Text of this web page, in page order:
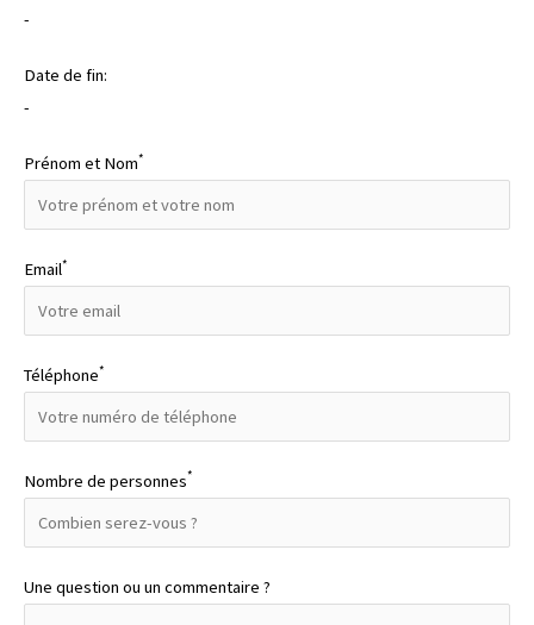
-
Date de fin:
-
Prénom et Nom*
Email*
Téléphone*
Nombre de personnes*
Une question ou un commentaire ?